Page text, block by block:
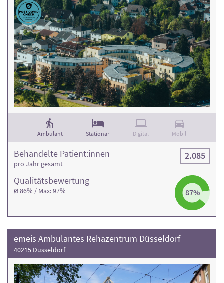
Ambulant Stationär Digital Mobil
Qualitäts­bewertung
Ø 86% / Max: 97% 87%
Behandelte Patient:innen
pro Jahr gesamt
2.085
emeis Ambulantes Rehazentrum Düsseldorf
40215 Düsseldorf